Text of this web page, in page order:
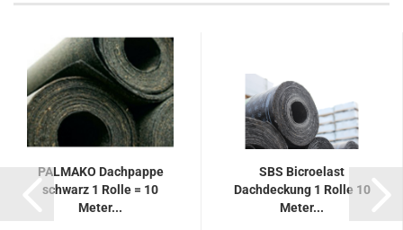
PALMAKO Dachpappe
schwarz 1 Rolle = 10
Meter...
SBS Bicroelast
Dachdeckung 1 Rolle 10
Meter...